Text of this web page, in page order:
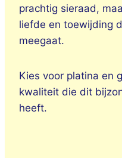
prachtig sieraad,
liefde en toewijding
meegaat.
Kies voor platina en
kwaliteit die dit
heeft.